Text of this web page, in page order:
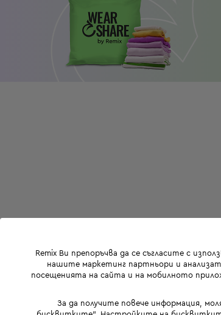
Remix Ви препоръчва да се съгласите с
нашите маркетинг партньори и
посещенията на сайта и на мобилното
За да получите повече информация,